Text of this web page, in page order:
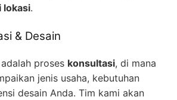
lokasi.
& Desain
proses konsultasi, di mana
jenis usaha, kebutuhan
desain Anda. Tim kami akan